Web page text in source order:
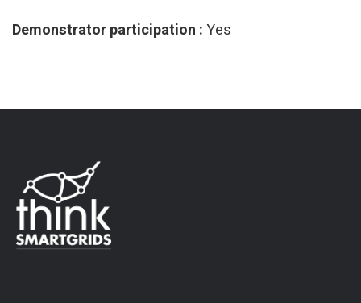
Demonstrator participation :Yes